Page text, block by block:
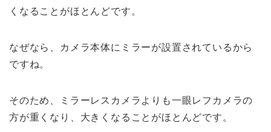
くなることがほとんどです。
なぜなら、カメラ本体にミラーが設置されているから
ですね。
そのため、ミラーレスカメラよりも一眼レフカメラの
方が重くなり、大きくなることがほとんどです。